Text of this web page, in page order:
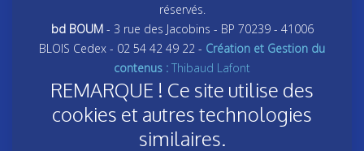
réservés.
bd BOUM- 3 rue des Jacobins - BP 70239 - 41006
BLOIS Cedex - 02 54 42 49 22 - Création et Gestion du
contenus : Thibaud Lafont
REMARQUE ! Ce site utilise des
cookies et autres technologies
similaires.